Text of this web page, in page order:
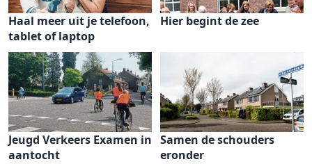
Haal meer uit je telefoon,
tablet of laptop
Hier begint de zee
Jeugd Verkeers Examen in
aantocht
Samen de schouders
eronder